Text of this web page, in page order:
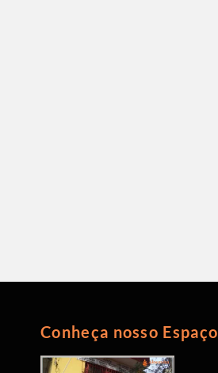
Conheça nosso Espaço